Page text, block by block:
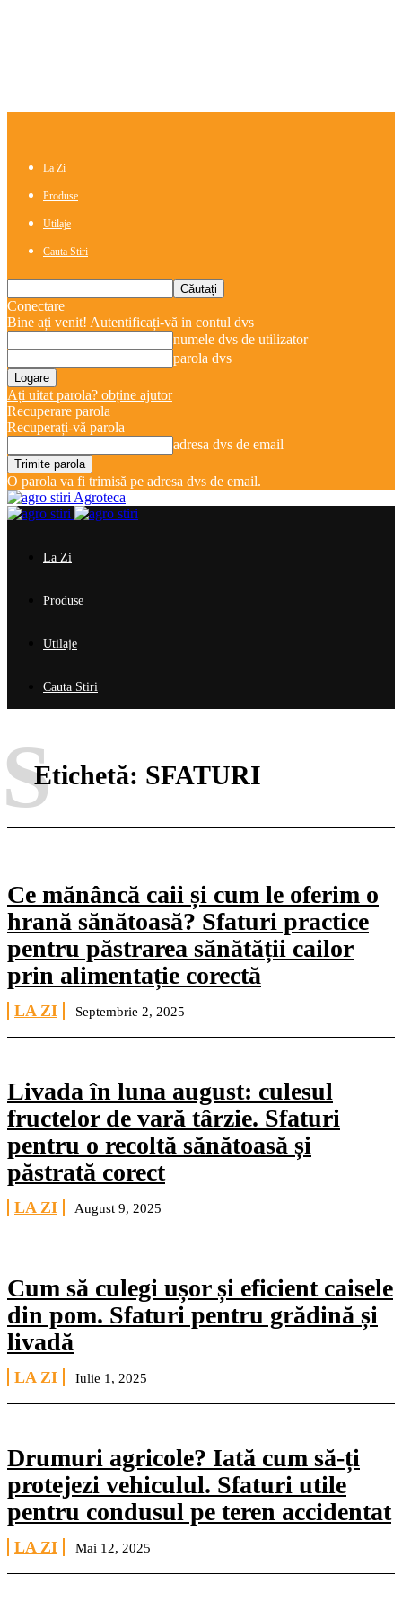
La Zi
Produse
Utilaje
Cauta Stiri
Conectare
Bine ați venit! Autentificați-vă in contul dvs
numele dvs de utilizator
parola dvs
Ați uitat parola? obține ajutor
Recuperare parola
Recuperați-vă parola
adresa dvs de email
O parola va fi trimisă pe adresa dvs de email.
Agroteca
La Zi
Produse
Utilaje
Cauta Stiri
Etichetă: SFATURI
S
Ce mănâncă caii și cum le oferim o
hrană sănătoasă? Sfaturi practice
pentru păstrarea sănătății cailor
prin alimentație corectă
LA ZI Septembrie 2, 2025
Livada în luna august: culesul
fructelor de vară târzie. Sfaturi
pentru o recoltă sănătoasă și
păstrată corect
LA ZI August 9, 2025
Cum să culegi ușor și eficient caisele
din pom. Sfaturi pentru grădină și
livadă
LA ZI Iulie 1, 2025
Drumuri agricole? Iată cum să-ți
protejezi vehiculul. Sfaturi utile
pentru condusul pe teren accidentat
LA ZI Mai 12, 2025